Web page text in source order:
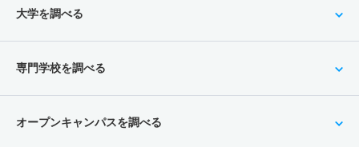
大学を調べる
専門学校を調べる
オープンキャンパスを調べる